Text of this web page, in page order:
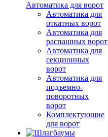
Автоматика для ворот
Автоматика для
откатных ворот
Автоматика для
распашных ворот
Автоматика для
секционных
ворот
Автоматика для
подъемно-
поворотных
ворот
Комплектующие
для ворот